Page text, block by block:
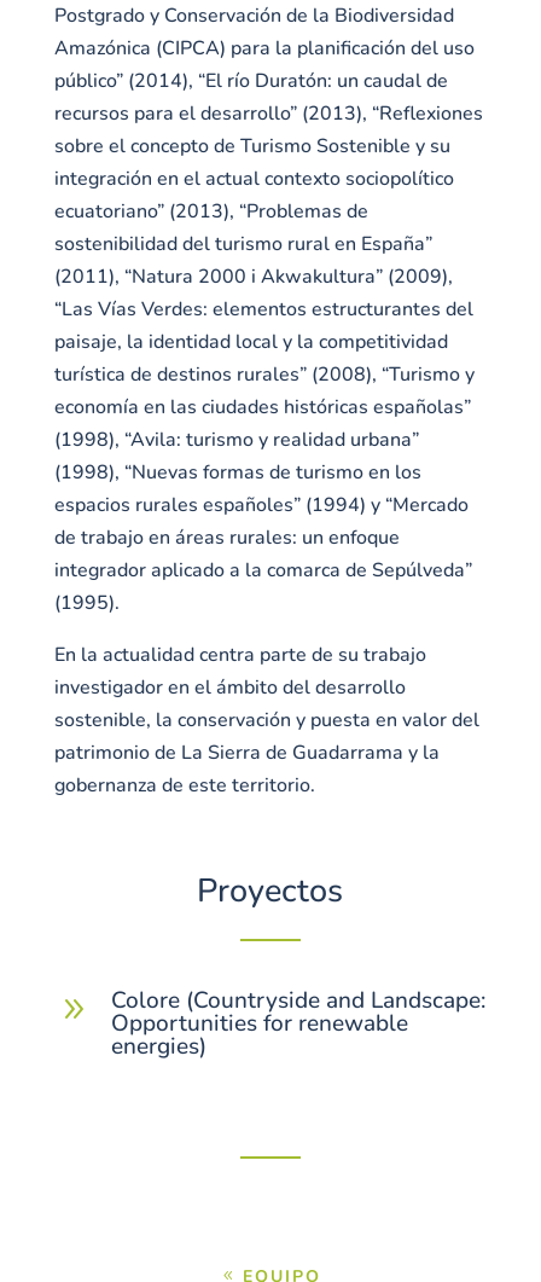
Postgrado y Conservación de la Biodiversidad
Amazónica (CIPCA) para la planificación del uso
público” (2014), “El río Duratón: un caudal de
recursos para el desarrollo” (2013), “Reflexiones
sobre el concepto de Turismo Sostenible y su
integración en el actual contexto sociopolítico
ecuatoriano” (2013), “Problemas de
sostenibilidad del turismo rural en España”
(2011), “Natura 2000 i Akwakultura” (2009),
“Las Vías Verdes: elementos estructurantes del
paisaje, la identidad local y la competitividad
turística de destinos rurales” (2008), “Turismo y
economía en las ciudades históricas españolas”
(1998), “Avila: turismo y realidad urbana”
(1998), “Nuevas formas de turismo en los
espacios rurales españoles” (1994) y “Mercado
de trabajo en áreas rurales: un enfoque
integrador aplicado a la comarca de Sepúlveda”
(1995).
En la actualidad centra parte de su trabajo
investigador en el ámbito del desarrollo
sostenible, la conservación y puesta en valor del
patrimonio de La Sierra de Guadarrama y la
gobernanza de este territorio.
Proyectos
9 Colore (Countryside and Landscape:
Opportunities for renewable
energies)
EQUIPO